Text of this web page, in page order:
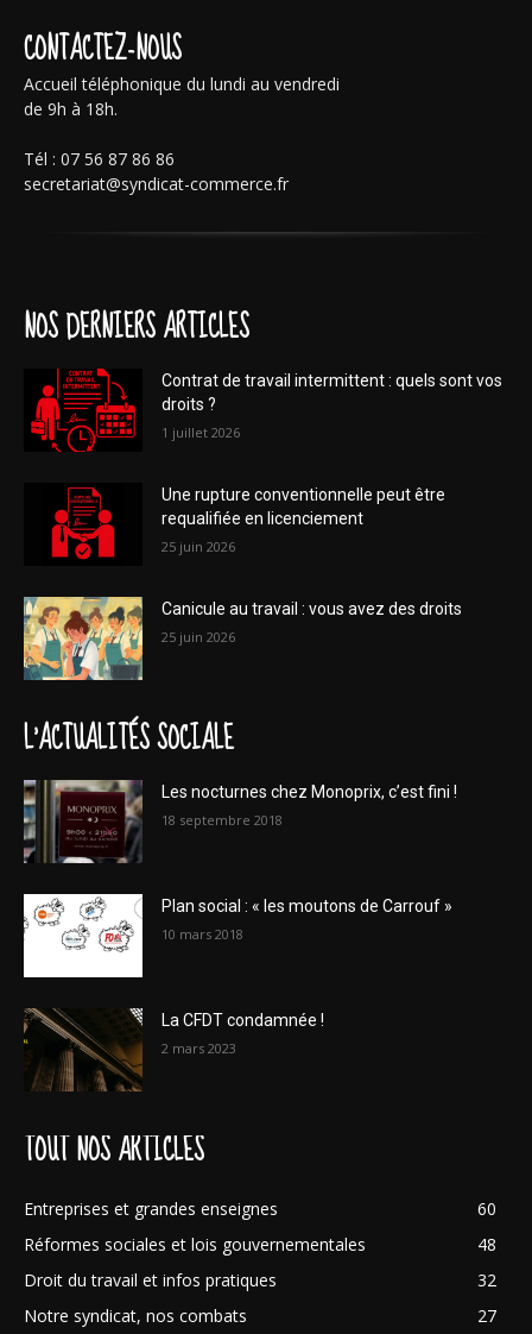
CONTACTEZ-NOUS
Accueil téléphonique du lundi au vendredi
de 9h à 18h.
Tél : 07 56 87 86 86
secretariat@syndicat-commerce.fr
NOS DERNIERS ARTICLES
Contrat de travail intermittent : quels sont vos
droits ?
1 juillet 2026
Une rupture conventionnelle peut être
requalifiée en licenciement
25 juin 2026
Canicule au travail : vous avez des droits
25 juin 2026
L'ACTUALITÉS SOCIALE
Les nocturnes chez Monoprix, c’est fini !
18 septembre 2018
Plan social : « les moutons de Carrouf »
10 mars 2018
La CFDT condamnée !
2 mars 2023
TOUT NOS ARTICLES
Entreprises et grandes enseignes
60
Réformes sociales et lois gouvernementales
48
Droit du travail et infos pratiques
32
Notre syndicat, nos combats
27